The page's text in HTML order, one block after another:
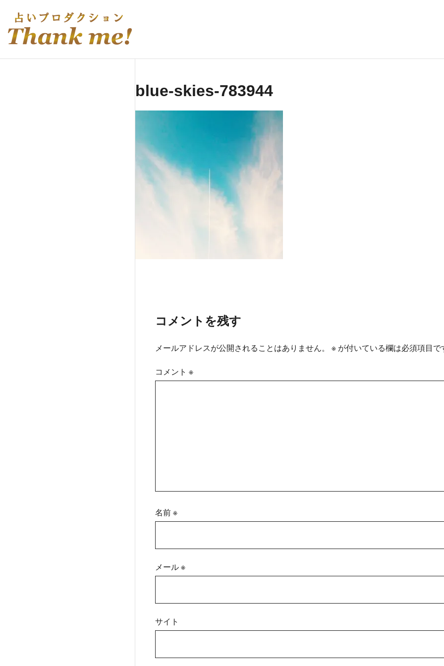
content
伊庭ゆき実の手相・風水・恋愛占い
blue-skies-783944
コメントを残す
メールアドレスが公開されることはありません。 ※ が付いている欄は必須項目で
コメント ※
名前 ※
メール ※
サイト